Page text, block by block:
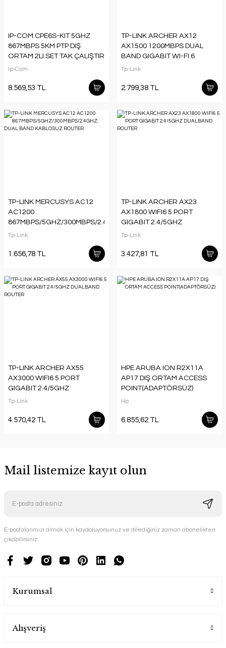
IP-COM CPE6S-KIT 5GHZ
867MBPS 5KM PTP DIŞ
ORTAM 2LI SET TAK ÇALIŞTIR
ACCESS POINT(ADAPTÖRLÜ)
Ip-Com
8.569,53 TL
TP-LINK ARCHER AX12
AX1500 1200MBPS DUAL
BAND GIGABIT WI-FI 6
ROUTER
Tp-Link
2.799,38 TL
TP-LINK MERCUSYS AC12
AC1200
867MBPS/5GHZ/300MBPS/2.4GHZ
DUAL BAND KABLOSUZ
Tp-Link
1.656,78 TL
TP-LINK ARCHER AX23
AX1800 WIFI6 5 PORT
GIGABIT 2.4/5GHZ
DUALBAND ROUTER
Tp-Link
3.427,81 TL
TP-LINK ARCHER AX55
AX3000 WIFI6 5 PORT
GIGABIT 2.4/5GHZ
DUALBAND ROUTER
Tp-Link
4.570,42 TL
HPE ARUBA ION R2X11A
AP17 DIŞ ORTAM ACCESS
POINT(ADAPTÖRSÜZ)
Hp
6.855,62 TL
Mail listemize kayıt olun
E-postalarımızı almak için kaydoluyorsunuz ve dilediğiniz zaman abonelikten
çıkabilirsiniz.
Kurumsal
Alışveriş